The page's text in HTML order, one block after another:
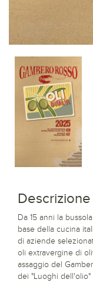
Descrizione
Da 15 anni la
base della cucina
di aziende
oli extravergine di
assaggio del
dei "Luoghi